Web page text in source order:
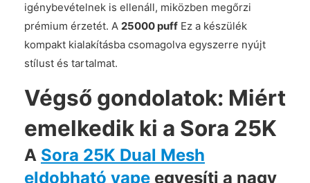
igénybevételnek is ellenáll, miközben megőrzi
prémium érzetét. A 25000 puff Ez a készülék
kompakt kialakításba csomagolva egyszerre nyújt
stílust és tartalmat.
Végső gondolatok: Miért
emelkedik ki a Sora 25K
A Sora 25K Dual Mesh
eldobható vape egyesíti a nagy